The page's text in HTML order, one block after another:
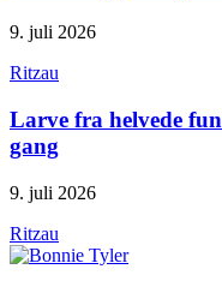
9. juli 2026
Ritzau
Larve fra helvede
gang
9. juli 2026
Ritzau